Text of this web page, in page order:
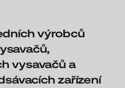
výrobců
vysavačů a
zařízení